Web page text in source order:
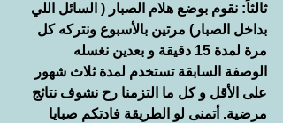
ثالثاً: نقوم بوضع هلام الصبار ( السائل اللي
بداخل الصبار) مرتين بالأسبوع ونتركه كل
مرة لمدة 15 دقيقة و بعدين نغسله
الوصفة السابقة تستخدم لمدة ثلاث شهور
على الأقل و كل ما التزمنا رح نشوف نتائج
مرضية. أتمنى لو الطريقة فادتكم صبايا